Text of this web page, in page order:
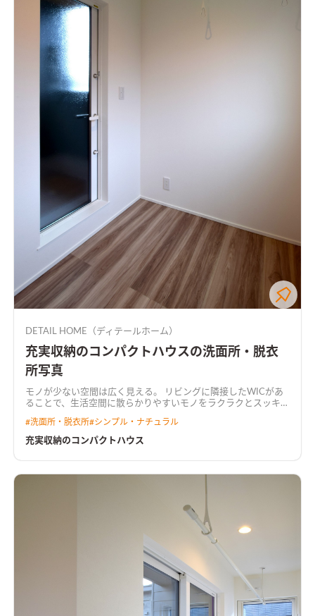
DETAIL HOME（ディテールホーム）
充実収納のコンパクトハウスの洗面所・脱衣
所写真
モノが少ない空間は広く見える。 リビングに隣接したWICがあ
ることで、生活空間に散らかりやすいモノをラクラクとスッキリ
#洗面所・脱衣所#シンプル・ナチュラル
充実収納のコンパクトハウス